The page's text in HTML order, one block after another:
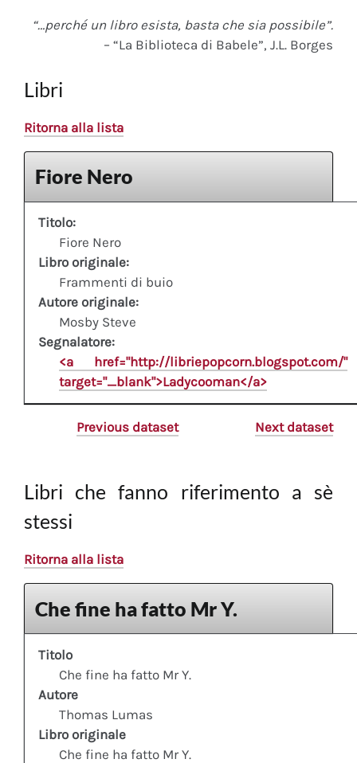
“…perché un libro esista, basta che sia possibile”.
– “La Biblioteca di Babele”, J.L. Borges
Libri
Ritorna alla lista
Fiore Nero
Titolo:
Fiore Nero
Libro originale:
Frammenti di buio
Autore originale:
Mosby Steve
Segnalatore:
<a href="http://libriepopcorn.blogspot.com/"
target="_blank">Ladycooman</a>
Previous dataset Next dataset
Libri che fanno riferimento a sè
stessi
Ritorna alla lista
Che fine ha fatto Mr Y.
Titolo
Che fine ha fatto Mr Y.
Autore
Thomas Lumas
Libro originale
Che fine ha fatto Mr Y.